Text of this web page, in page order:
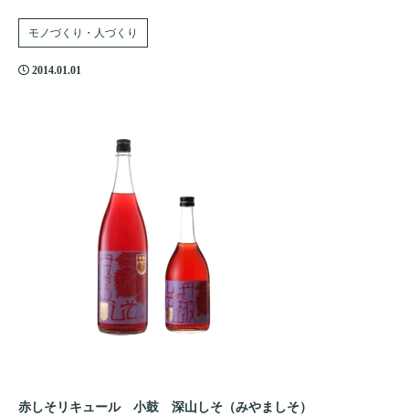
モノづくり・人づくり
2014.01.01
赤しそリキュール 小鼓 深山しそ（みやましそ）